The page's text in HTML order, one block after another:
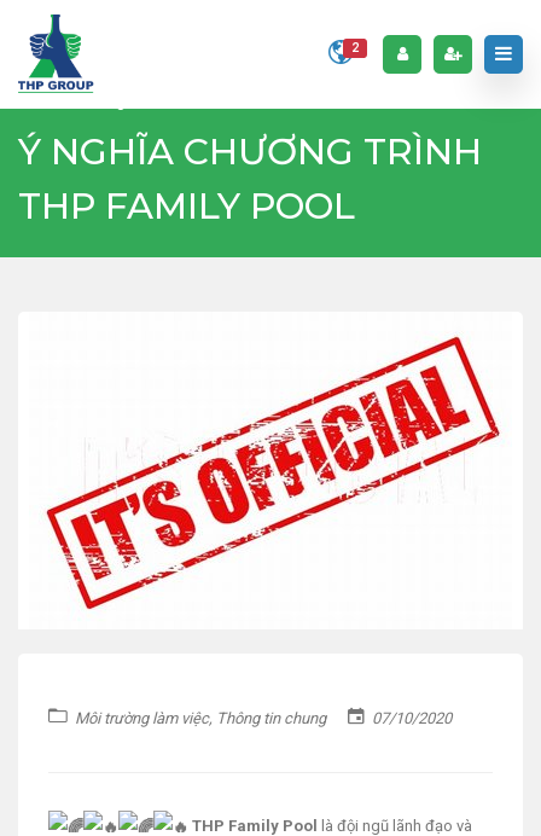
2
Ý NGHĨA CHƯƠNG TRÌNH
THP FAMILY POOL
Môi trường làm việc, Thông tin chung 07/10/2020
THP Family Pool
là đội ngũ lãnh đạo và